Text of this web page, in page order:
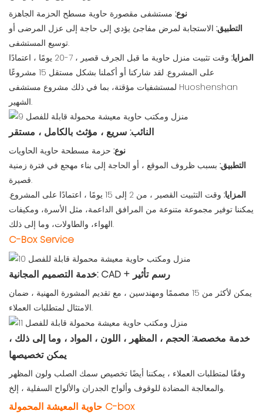
نوع: مستشفى مقصورة حاوية مسطح الحزمة الجاهزة
التطبيق: الاستجابة لمرض مفاجئ يؤدي إلى حاجة إلى عزل المرضى أو
توسيع المستشفى.
المزايا:
وقت تثبيت منزل حاوية ما قبل الجرف قصير ، 7-20 يومًا ، اعتمادًا
على المشروع. لقد شاركنا أو أكملنا بشكل مستقل 15 مشروعًا
لمستشفيات مؤقتة، بما في ذلك مشروع مستشفى Huoshenshan
الشهير.
النائب: سريع ، مؤثث بالكامل ، مستقر
نوع: حزمة مسطحة حاوية الحاويات
التطبيق: بسبب ظروف الموقع ، أو الحاجة إلى بناء مهجع في فترة زمنية
قصيرة.
المزايا:
وقت التثبيت القصير ، من 2 إلى 15 يومًا ، اعتمادًا على المشروع.
يمكننا توفير مجموعة متنوعة من المرافق الداعمة، مثل الأسرة، ومكيفات
الهواء، والطاولات، وما إلى ذلك.
C-Box Service
خدمة التصميم المجانية: CAD + رسم تأثير
يمكن لأكثر من 15 مصممًا ومهندسين ، مع تقديم المشورة المهنية ، ضمان
الامتثال لمتطلبات العملاء.
خدمة مخصصة: الحجم ، المظهر ، اللون ، المواد ، وما إلى ذلك ،
يمكن تخصيصها
وفقًا لمتطلبات العملاء ، يمكننا أيضًا تخصيص سمك الصلب ولون المظهر
والمعالجة المضادة للوقوف وألواح الجدران والألواح السفلية ، إلخ.
حاوية المعيشة المحمولة C-box